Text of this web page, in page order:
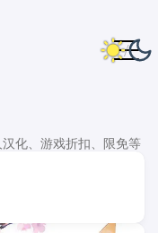
化、游戏折扣、限免等